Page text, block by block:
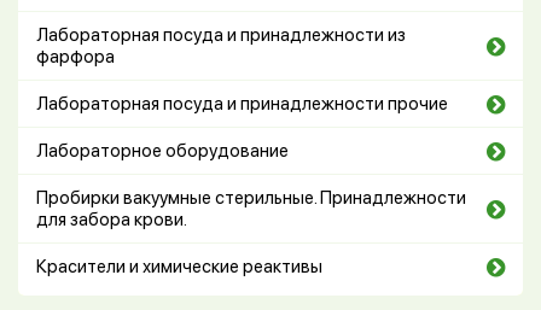
Лабораторная посуда и принадлежности из
фарфора
Лабораторная посуда и принадлежности прочие
Лабораторное оборудование
Пробирки вакуумные стерильные. Принадлежности
для забора крови.
Красители и химические реактивы